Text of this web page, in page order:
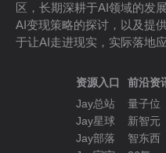
区，长期深耕于AI领域的发
AI变现策略的探讨，以及提
于让AI走进现实，实际落地
资源入口
Jay总站
Jay星球
Jay部落
前沿资
量子位
新智元
智东西